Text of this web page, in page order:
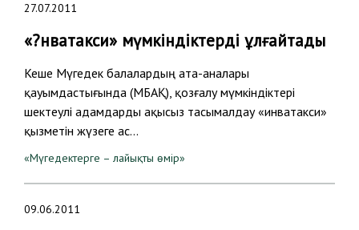
27.07.2011
«?нватакси» мүмкіндіктерді ұлғайтады
Кеше Мүгедек балалардың ата-аналары
қауымдастығында (МБАҚ), қозғалу мүмкіндіктері
шектеулі адамдарды ақысыз тасымалдау «инватакси»
қызметін жүзеге ас…
«Мүгедектерге – лайықты өмір»
09.06.2011